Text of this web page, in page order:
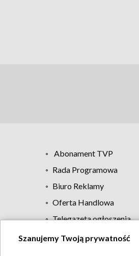
Abonament TVP
Rada Programowa
Biuro Reklamy
Oferta Handlowa
Telegazeta ogłoszenia
Szanujemy Twoją prywatność